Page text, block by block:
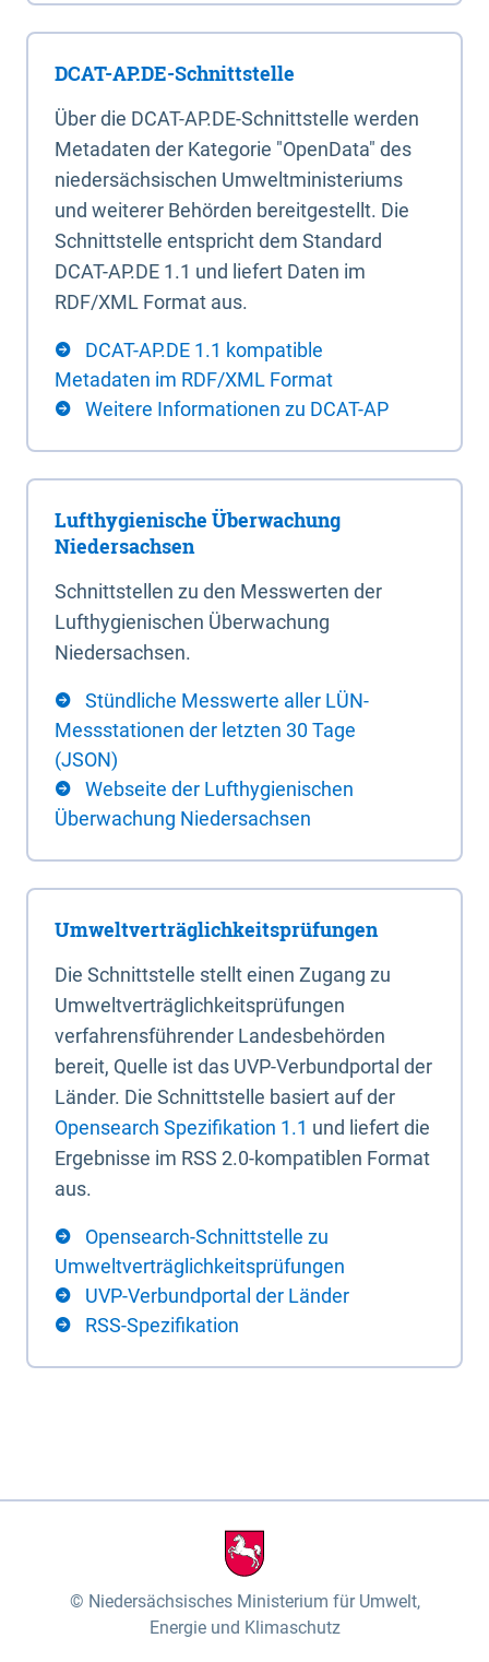
DCAT-AP.DE-Schnittstelle
Über die DCAT-AP.DE-Schnittstelle werden
Metadaten der Kategorie "OpenData" des
niedersächsischen Umweltministeriums
und weiterer Behörden bereitgestellt. Die
Schnittstelle entspricht dem Standard
DCAT-AP.DE 1.1 und liefert Daten im
RDF/XML Format aus.
DCAT-AP.DE 1.1 kompatible
Metadaten im RDF/XML Format
Weitere Informationen zu DCAT-AP
Lufthygienische Überwachung
Niedersachsen
Schnittstellen zu den Messwerten der
Lufthygienischen Überwachung
Niedersachsen.
Stündliche Messwerte aller LÜN-
Messstationen der letzten 30 Tage
(JSON)
Webseite der Lufthygienischen
Überwachung Niedersachsen
Umweltverträglichkeitsprüfungen
Die Schnittstelle stellt einen Zugang zu
Umweltverträglichkeitsprüfungen
verfahrensführender Landesbehörden
bereit, Quelle ist das UVP-Verbundportal der
Länder. Die Schnittstelle basiert auf der
Opensearch Spezifikation 1.1 und liefert die
Ergebnisse im RSS 2.0-kompatiblen Format
aus.
Opensearch-Schnittstelle zu
Umweltverträglichkeitsprüfungen
UVP-Verbundportal der Länder
RSS-Spezifikation
Niedersächsisches Ministerium für Umwelt,
Energie und Klimaschutz